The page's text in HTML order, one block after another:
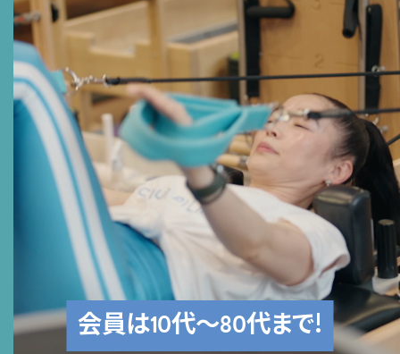
会員は10代〜80代まで!